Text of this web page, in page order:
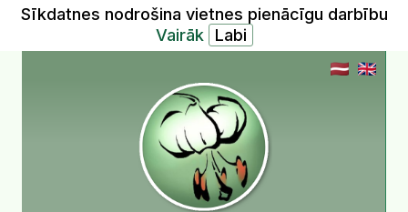
Sīkdatnes nodrošina vietnes pienācīgu darbību
Vairāk